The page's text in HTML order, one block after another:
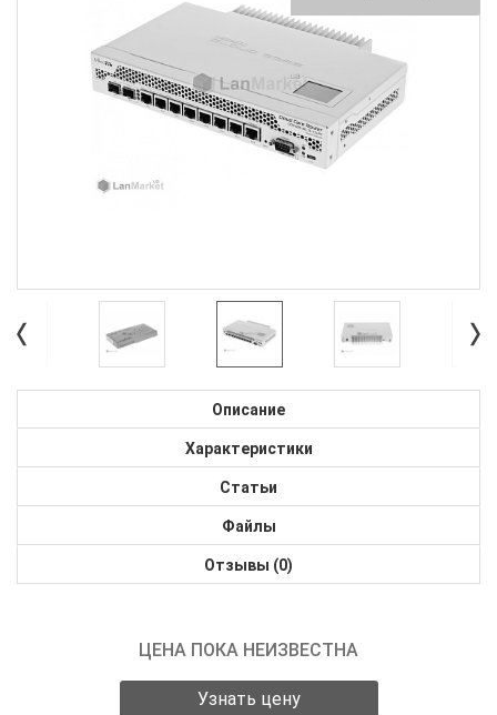
Описание
Характеристики
Статьи
Файлы
Отзывы (0)
ЦЕНА ПОКА НЕИЗВЕСТНА
Узнать цену